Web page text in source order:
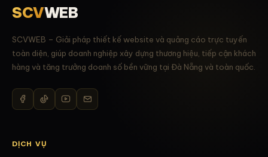
SCVWEB
SCVWEB – Giải pháp thiết kế website và quảng cáo trực tuyến
toàn diện, giúp doanh nghiệp xây dựng thương hiệu, tiếp cận khách
hàng và tăng trưởng doanh số bền vững tại Đà Nẵng và toàn quốc.
DỊCH VỤ